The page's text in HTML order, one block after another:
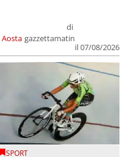
Aosta
di
gazzettamatin
il 07/08/2026
SPORT